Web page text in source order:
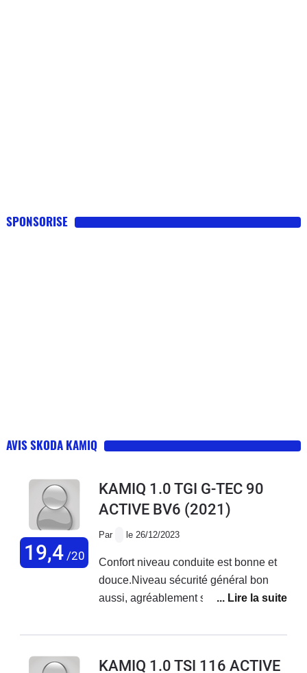
SPONSORISE
AVIS SKODA KAMIQ
19,4/20
KAMIQ 1.0 TGI G-TEC 90
ACTIVE BV6 (2021)
Par le 26/12/2023
Confort niveau conduite est bonne et
douce.Niveau sécurité général bon
aussi, agréablement surpris de cette
esthétiques extérieurs qu’intérieur.Bon
mon goût
KAMIQ 1.0 TSI 116 ACTIVE